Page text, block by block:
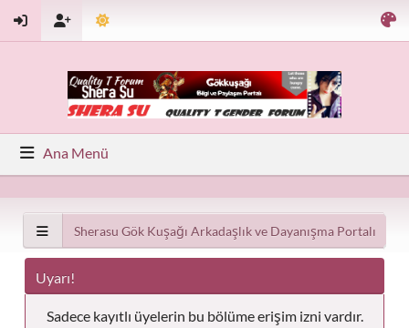
Ana Menü
Sherasu Gök Kuşağı Arkadaşlık ve Dayanışma Portalı
Uyarı!
Sadece kayıtlı üyelerin bu bölüme erişim izni vardır.